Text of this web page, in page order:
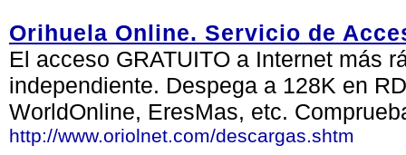
Orihuela Online. Servicio de
El acceso GRATUITO a Internet más
independiente. Despega a 128K en
WorldOnline, EresMas, etc.
http://www.oriolnet.com/descargas.shtm